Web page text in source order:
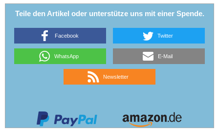
Teile den Artikel oder unterstütze uns mit einer Spende.
Facebook Twitter
WhatsApp E-Mail
Newsletter